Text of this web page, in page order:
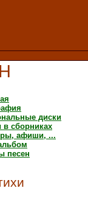
диски
в сборниках
афиши, ...
песен